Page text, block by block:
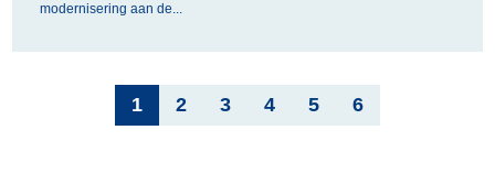
modernisering aan de...
1 2 3 4 5 6